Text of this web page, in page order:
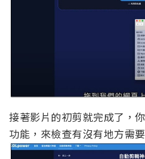
接著影片的初剪就完成了，
功能，來檢查有沒有地方需